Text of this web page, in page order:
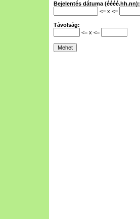
Bejelentés dátuma (éééé.hh.nn):
<= x <=
Távolság:
<= x <=